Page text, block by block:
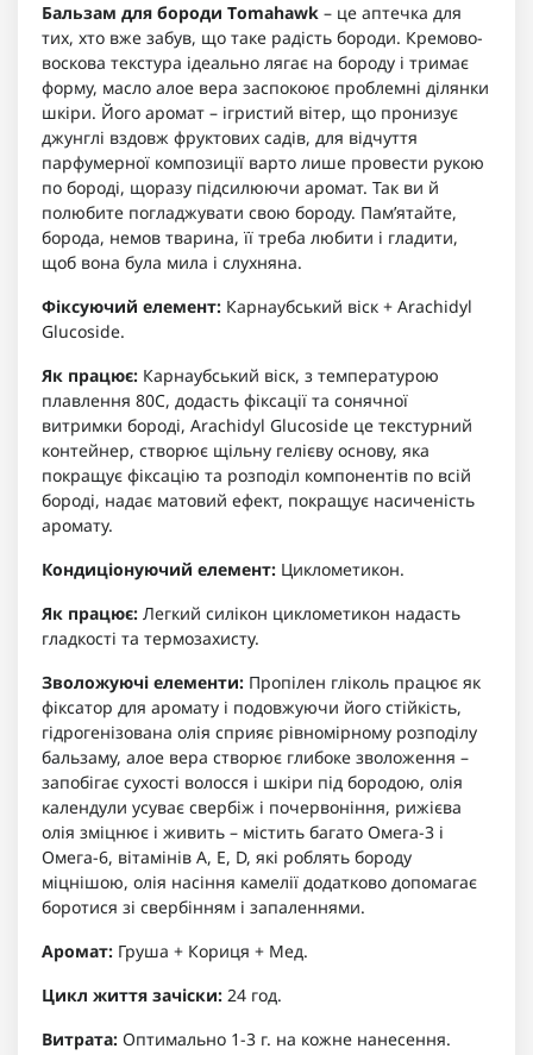
Бальзам для бороди Тomahawk – це аптечка для
тих, хто вже забув, що таке радість бороди. Кремово-
воскова текстура ідеально лягає на бороду і тримає
форму, масло алое вера заспокоює проблемні ділянки
шкіри. Його аромат – ігристий вітер, що пронизує
джунглі вздовж фруктових садів, для відчуття
парфумерної композиції варто лише провести рукою
по бороді, щоразу підсилюючи аромат. Так ви й
полюбите погладжувати свою бороду. Пам’ятайте,
борода, немов тварина, її треба любити і гладити,
щоб вона була мила і слухняна.
Фіксуючий елемент: Карнаубський віск + Arachidyl
Glucoside.
Як працює: Карнаубський віск, з температурою
плавлення 80С, додасть фіксації та сонячної
витримки бороді, Arachidyl Glucoside це текстурний
контейнер, створює щільну гелієву основу, яка
покращує фіксацію та розподіл компонентів по всій
бороді, надає матовий ефект, покращує насиченість
аромату.
Кондиціонуючий елемент: Циклометикон.
Як працює: Легкий силікон циклометикон надасть
гладкості та термозахисту.
Зволожуючі елементи: Пропілен гліколь працює як
фіксатор для аромату і подовжуючи його стійкість,
гідрогенізована олія сприяє рівномірному розподілу
бальзаму, алое вера створює глибоке зволоження –
запобігає сухості волосся і шкіри під бородою, олія
календули усуває свербіж і почервоніння, рижієва
олія зміцнює і живить – містить багато Омега-3 і
Омега-6, вітамінів A, E, D, які роблять бороду
міцнішою, олія насіння камелії додатково допомагає
боротися зі свербінням і запаленнями.
Аромат: Груша + Кориця + Мед.
Цикл життя зачіски: 24 год.
Витрата: Оптимально 1-3 г. на кожне нанесення.